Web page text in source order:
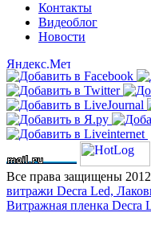
Контакты
Видеоблог
Новости
Все права защищены 2012
витражи Decra Led,
Витражная пленка Decra